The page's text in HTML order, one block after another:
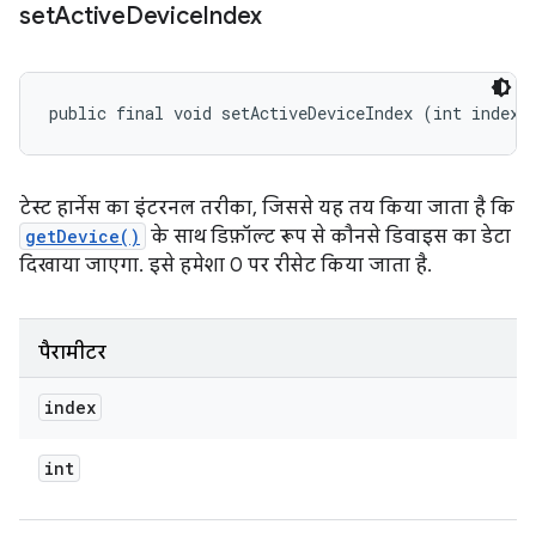
setActiveDeviceIndex
public final void setActiveDeviceIndex (int index)
टेस्ट हार्नेस का इंटरनल तरीका, जिससे यह तय किया जाता है कि
getDevice() के साथ डिफ़ॉल्ट रूप से कौनसे डिवाइस का डेटा
दिखाया जाएगा. इसे हमेशा 0 पर रीसेट किया जाता है.
पैरामीटर
index
int